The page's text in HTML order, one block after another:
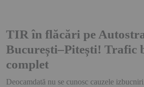
TIR în flăcări pe
București–Pitești! Trafic
complet
Deocamdată nu se cunosc cauzele